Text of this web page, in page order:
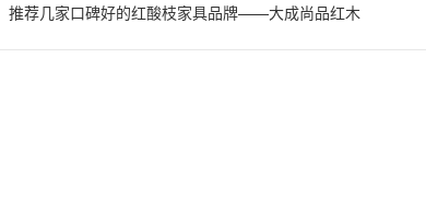
推荐几家口碑好的红酸枝家具品牌——大成尚品红木